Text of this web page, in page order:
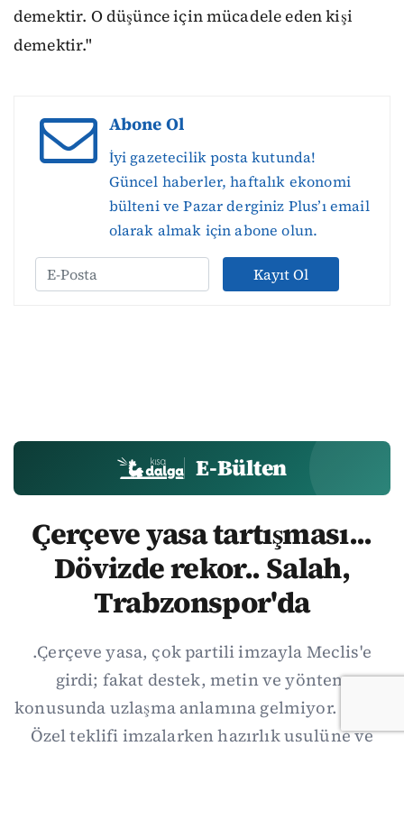
demektir. O düşünce için mücadele eden kişi
demektir."
Abone Ol
İyi gazetecilik posta kutunda!
Güncel haberler, haftalık ekonomi
bülteni ve Pazar derginiz Plus’ı email
olarak almak için abone olun.
Kayıt Ol
E-Bülten
Çerçeve yasa tartışması...
Dövizde rekor.. Salah,
Trabzonspor'da
.Çerçeve yasa, çok partili imzayla Meclis'e
girdi; fakat destek, metin ve yöntem
konusunda uzlaşma anlamına gelmiyor. Özgür
Özel teklifi imzalarken hazırlık usulüne ve